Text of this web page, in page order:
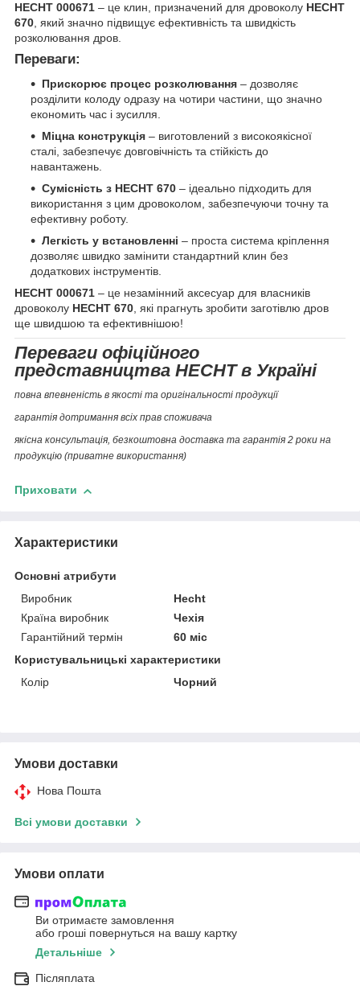
HECHT 000671 – це клин, призначений для дровоколу HECHT
670, який значно підвищує ефективність та швидкість
розколювання дров.
Переваги:
Прискорює процес розколювання – дозволяє
розділити колоду одразу на чотири частини, що значно
економить час і зусилля.
Міцна конструкція – виготовлений з високоякісної
сталі, забезпечує довговічність та стійкість до
навантажень.
Сумісність з HECHT 670 – ідеально підходить для
використання з цим дровоколом, забезпечуючи точну та
ефективну роботу.
Легкість у встановленні – проста система кріплення
дозволяє швидко замінити стандартний клин без
додаткових інструментів.
HECHT 000671 – це незамінний аксесуар для власників
дровоколу HECHT 670, які прагнуть зробити заготівлю дров
ще швидшою та ефективнішою!
Переваги офіційного
представництва HECHT в Україні
повна впевненість в якості та оригінальності продукції
гарантія дотримання всіх прав споживача
якісна консультація, безкоштовна доставка та гарантія 2 роки на
продукцію (приватне використання)
Приховати
Характеристики
Основні атрибути
Виробник
Hecht
Країна виробник
Чехія
Гарантійний термін
60 міс
Користувальницькі характеристики
Колір
Чорний
Умови доставки
Нова Пошта
Всі умови доставки
Умови оплати
Ви отримаєте замовлення
або гроші повернуться на вашу картку
Детальніше
Післяплата